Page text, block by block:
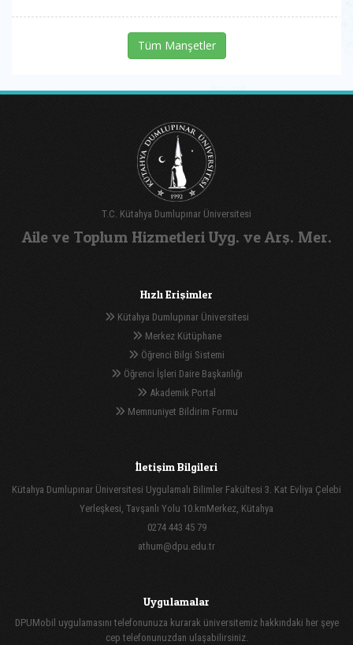
Tüm Manşetler
T.C. Kütahya Dumlupınar Üniversitesi
Aile ve Toplum Hizmetleri Uyg. ve Arş. Mer.
Hızlı Erişimler
Kütahya Dumlupınar Üniversitesi
Merkez Kütüphane
Öğrenci Bilgi Sistemi
Öğrenci İşleri Daire Başkanlığı
Akademik Portal
Memnuniyet Bildirim Formu
İletişim Bilgileri
Kütahya Dumlupınar Üniversitesi Uygulamalı Bilimler Fakültesi 3. Kat Evliya Çelebi
Yerleşkesi, Tavşanlı Yolu 10.kmMerkez, Kütahya
0274 443 45 79
athum@dpu.edu.tr
Uygulamalar
DPUMobil uygulamasını telefonunuza kurarak üniversitemiz hakkındaki her şeye
cep telefonunuzdan ulaşabilirsiniz.